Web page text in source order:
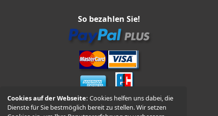
Cookies auf der Webseite:Cookies helfen uns dabei, die
Dienste für Sie bestmöglich bereit zu stellen. Wir setzen
So bezahlen Sie!
Vorkasse und Nachnahme